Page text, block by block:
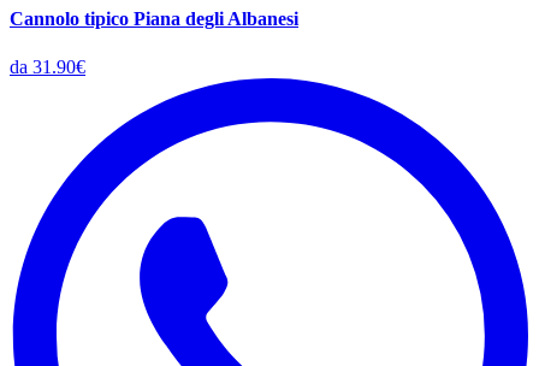
Cannolo tipico Piana degli Albanesi
da 31.90€